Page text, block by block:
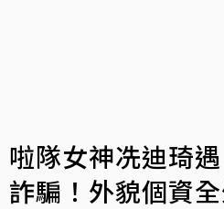
啦隊女神冼迪琦遇
詐騙！外貌個資